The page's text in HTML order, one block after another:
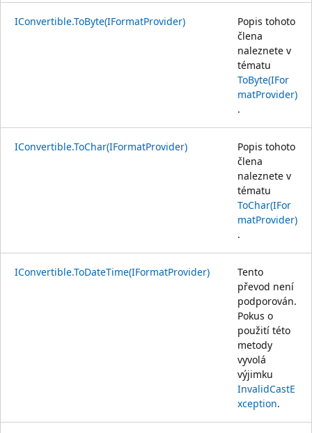
IConvertible.ToByte(IFormatProvider)
Popis tohoto
člena
naleznete v
tématu
ToByte(IFor
matProvider)
.
IConvertible.ToChar(IFormatProvider)
Popis tohoto
člena
naleznete v
tématu
ToChar(IFor
matProvider)
.
IConvertible.ToDateTime(IFormatProvider)
Tento
převod není
podporován.
Pokus o
použití této
metody
vyvolá
výjimku
InvalidCastE
xception.